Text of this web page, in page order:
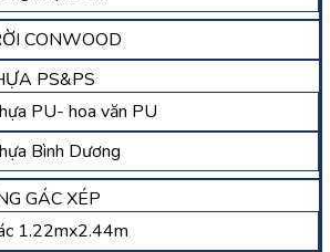
CONWOOD
PS&PS
PU- hoa văn PU
Bình Dương
GÁC XÉP
1.22mx2.44m